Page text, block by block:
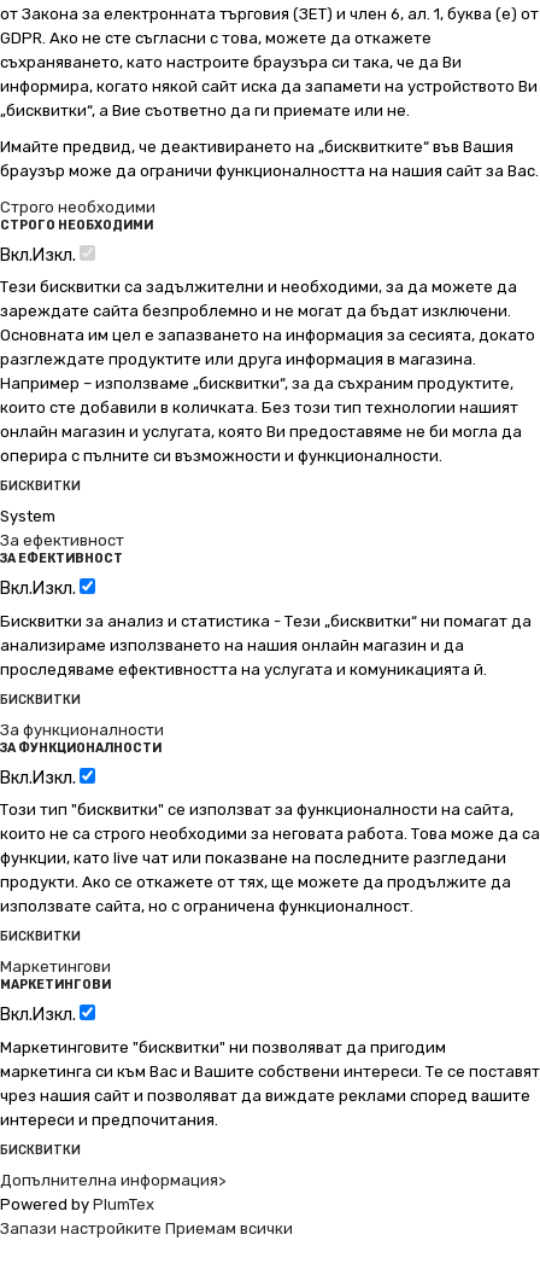
от Закона за електронната търговия (ЗЕТ) и член 6, ал. 1, буква (е) от
GDPR. Ако не сте съгласни с това, можете да откажете
съхраняването, като настроите браузъра си така, че да Ви
информира, когато някой сайт иска да запамети на устройството Ви
„бисквитки“, а Вие съответно да ги приемате или не.
Имайте предвид, че деактивирането на „бисквитките“ във Вашия
браузър може да ограничи функционалността на нашия сайт за Вас.
Строго необходими
СТРОГО НЕОБХОДИМИ
Вкл.Изкл.
Тези бисквитки са задължителни и необходими, за да можете да
зареждате сайта безпроблемно и не могат да бъдат изключени.
Основната им цел е запазването на информация за сесията, докато
разглеждате продуктите или друга информация в магазина.
Например – използваме „бисквитки“, за да съхраним продуктите,
които сте добавили в количката. Без този тип технологии нашият
онлайн магазин и услугата, която Ви предоставяме не би могла да
оперира с пълните си възможности и функционалности.
БИСКВИТКИ
System
За ефективност
ЗА ЕФЕКТИВНОСТ
Вкл.Изкл.
Бисквитки за анализ и статистика - Тези „бисквитки“ ни помагат да
анализираме използването на нашия онлайн магазин и да
проследяваме ефективността на услугата и комуникацията й.
БИСКВИТКИ
За функционалности
ЗА ФУНКЦИОНАЛНОСТИ
Вкл.Изкл.
Този тип "бисквитки" се използват за функционалности на сайта,
които не са строго необходими за неговата работа. Това може да са
функции, като live чат или показване на последните разгледани
продукти. Ако се откажете от тях, ще можете да продължите да
използвате сайта, но с ограничена функционалност.
БИСКВИТКИ
Маркетингови
МАРКЕТИНГОВИ
Вкл.Изкл.
Маркетинговите "бисквитки" ни позволяват да пригодим
маркетинга си към Вас и Вашите собствени интереси. Те се поставят
чрез нашия сайт и позволяват да виждате реклами според вашите
интереси и предпочитания.
БИСКВИТКИ
Допълнителна информация>
Powered by PlumTex
Запази настройките Приемам всички